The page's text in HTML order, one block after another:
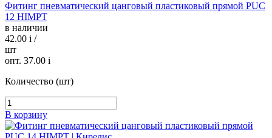
Фитинг пневматический цанговый пластиковый прямой PUC
12 HIMPT
в наличии
42.00 i /
шт
опт. 37.00 i
Количество (шт)
В корзину